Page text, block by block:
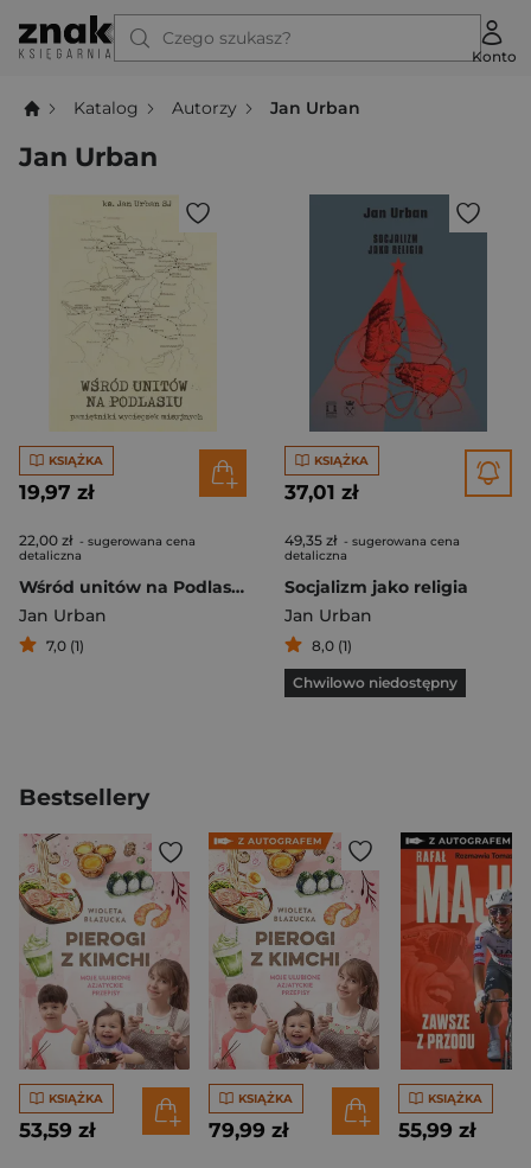
Czego szukasz?
Konto
Katalog Autorzy Jan Urban
Jan Urban
KSIĄŻKA
19,97 zł
22,00 zł - sugerowana cena
detaliczna
Wśród unitów na Podlasiu
Jan Urban
7,0 (1)
KSIĄŻKA
37,01 zł
49,35 zł - sugerowana cena
detaliczna
Socjalizm jako religia
Jan Urban
8,0 (1)
Chwilowo niedostępny
Bestsellery
KSIĄŻKA
53,59 zł
KSIĄŻKA
79,99 zł
KSIĄŻKA
55,99 zł